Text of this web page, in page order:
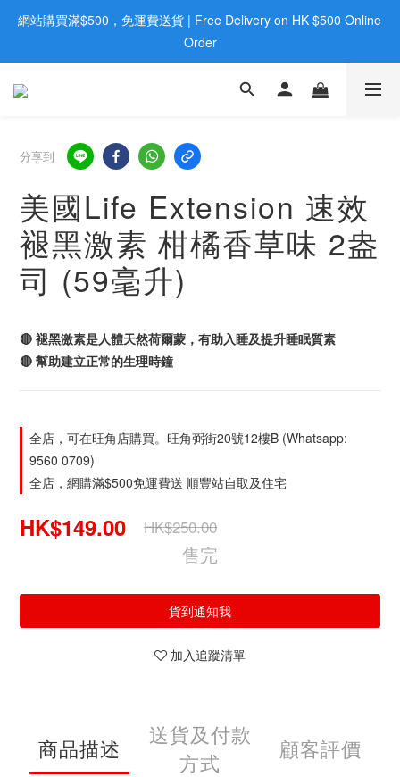
歡迎親臨旺角店購買：旺角弼街20號12樓B  |  RealDeal 保健品 |
WhatsApp 9560 0709
網站購買滿$500，免運費送貨 | Free Delivery on HK $500 Online
Order
歡迎親臨旺角店購買：旺角弼街20號12樓B  |  RealDeal 保健品 |
分享到
美國Life Extension 速效
褪黑激素 柑橘香草味 2盎
司 (59毫升)
🔴 褪黑激素是人體天然荷爾蒙，有助入睡及提升睡眠質素
🔴 幫助建立正常的生理時鐘
全店，可在旺角店購買。旺角弼街20號12樓B (Whatsapp:
9560 0709)
全店，網購滿$500免運費送 順豐站自取及住宅
HK$149.00 HK$250.00
售完
貨到通知我
加入追蹤清單
商品描述
送貨及付款
方式
顧客評價